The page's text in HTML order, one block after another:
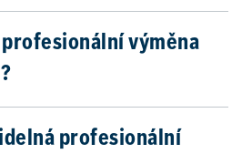
výměna
profesionální